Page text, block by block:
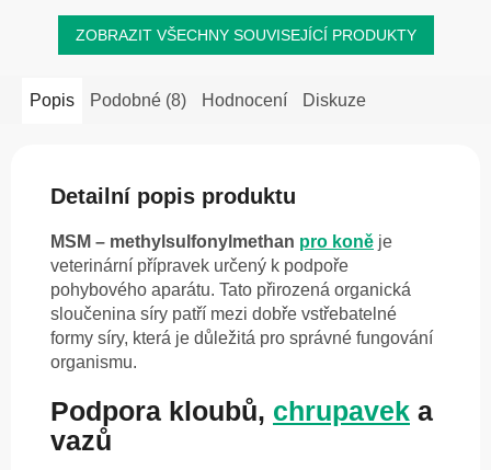
ZOBRAZIT VŠECHNY SOUVISEJÍCÍ PRODUKTY
Popis Podobné (8) Hodnocení Diskuze
Detailní popis produktu
MSM – methylsulfonylmethan pro koně je
veterinární přípravek určený k podpoře
pohybového aparátu. Tato přirozená organická
sloučenina síry patří mezi dobře vstřebatelné
formy síry, která je důležitá pro správné fungování
organismu.
Podpora kloubů, chrupavek a
vazů